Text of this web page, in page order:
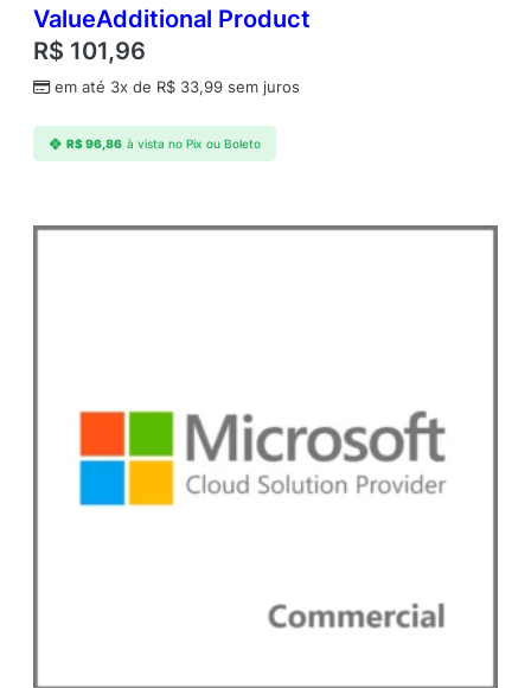
ValueAdditional Product
R$ 101,96
em até 3x de R$ 33,99 sem juros
R$96,86 à vista no Pix ou Boleto